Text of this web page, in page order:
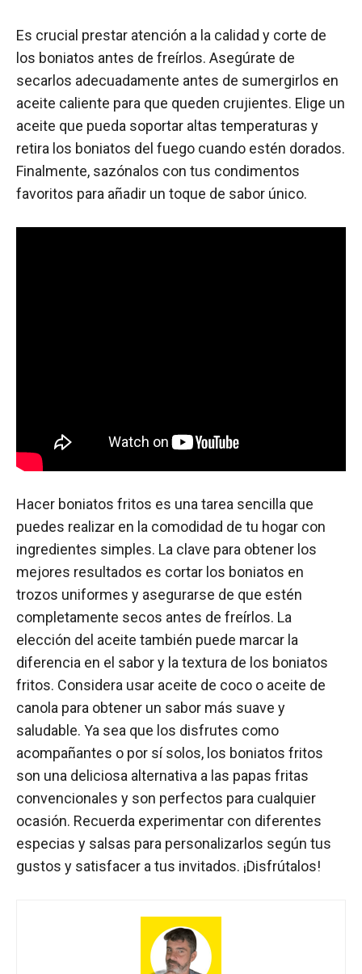
Es crucial prestar atención a la calidad y corte de
los boniatos antes de freírlos. Asegúrate de
secarlos adecuadamente antes de sumergirlos en
aceite caliente para que queden crujientes. Elige un
aceite que pueda soportar altas temperaturas y
retira los boniatos del fuego cuando estén dorados.
Finalmente, sazónalos con tus condimentos
favoritos para añadir un toque de sabor único.
Hacer boniatos fritos es una tarea sencilla que
puedes realizar en la comodidad de tu hogar con
ingredientes simples. La clave para obtener los
mejores resultados es cortar los boniatos en
trozos uniformes y asegurarse de que estén
completamente secos antes de freírlos. La
elección del aceite también puede marcar la
diferencia en el sabor y la textura de los boniatos
fritos. Considera usar aceite de coco o aceite de
canola para obtener un sabor más suave y
saludable. Ya sea que los disfrutes como
acompañantes o por sí solos, los boniatos fritos
son una deliciosa alternativa a las papas fritas
convencionales y son perfectos para cualquier
ocasión. Recuerda experimentar con diferentes
especias y salsas para personalizarlos según tus
gustos y satisfacer a tus invitados. ¡Disfrútalos!